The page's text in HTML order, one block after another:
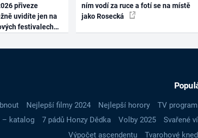
přiveze
uvidíte jen na
festivalech
ním vodí za ruce a fotí se na místě
jako Rosecká
Nejlepší filmy 2024 Nejlepší horory TV program
– katalog
7 pádů Honzy Dědka Volby 2025 Svařené
Výpočet ascendentu
Tvarohové